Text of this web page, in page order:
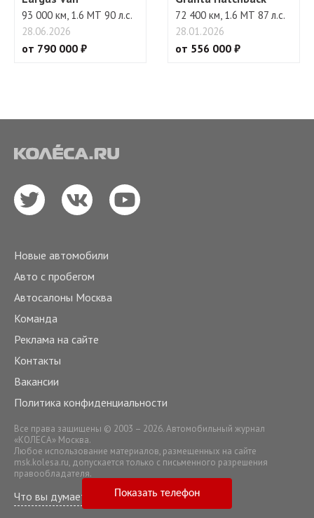
Показать телефон
93 000 км, 1.6 МТ 90 л.с.
28.06.2026
от 790 000 ₽
72 400 км, 1.6 МТ 87 л.с.
28.01.2026
от 556 000 ₽
Новые автомобили
Авто с пробегом
Автосалоны Москва
Команда
Реклама на сайте
Контакты
Вакансии
Политика конфиденциальности
Все права защищены © 2003 – 2026. Автомобильный журнал
«КОЛЕСА» Москва.
Любое использование материалов, размещенных на сайте
msk.kolesa.ru, допускается только с письменного разрешения
правообладателя.
Что вы думаете о нашем сервисе?